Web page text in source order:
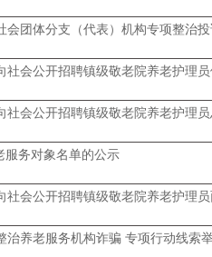
会团体分支（代表）机构专项整治
社会公开招聘镇级敬老院养老护理
社会公开招聘镇级敬老院养老护理
服务对象名单的公示
社会公开招聘镇级敬老院养老护理
治养老服务机构诈骗 专项行动线索